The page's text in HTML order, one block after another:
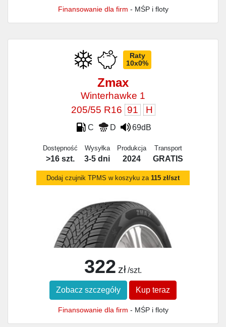
Finansowanie dla firm - MŚP i floty
Raty
10x0%
Zmax
Winterhawke 1
205/55 R16 91 H
C D 69dB
Dostępność
>16 szt.
Wysyłka
3-5 dni
Produkcja
2024
Transport
GRATIS
Dodaj czujnik TPMS w koszyku za 115 zł/szt
322 zł /szt.
Zobacz szczegóły Kup teraz
Finansowanie dla firm - MŚP i floty